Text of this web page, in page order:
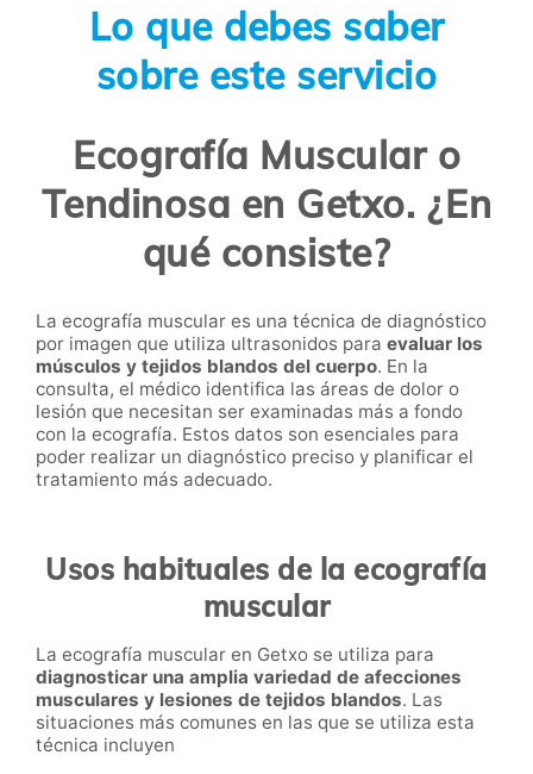
Lo que debes saber
sobre este servicio
Ecografía Muscular o
Tendinosa en Getxo. ¿En
qué consiste?
La ecografía muscular es una técnica de diagnóstico
por imagen que utiliza ultrasonidos para evaluar los
músculos y tejidos blandos del cuerpo. En la
consulta, el médico identifica las áreas de dolor o
lesión que necesitan ser examinadas más a fondo
con la ecografía. Estos datos son esenciales para
poder realizar un diagnóstico preciso y planificar el
tratamiento más adecuado.
Usos habituales de la ecografía
muscular
La ecografía muscular en Getxo se utiliza para
diagnosticar una amplia variedad de afecciones
musculares y lesiones de tejidos blandos. Las
situaciones más comunes en las que se utiliza esta
técnica incluyen